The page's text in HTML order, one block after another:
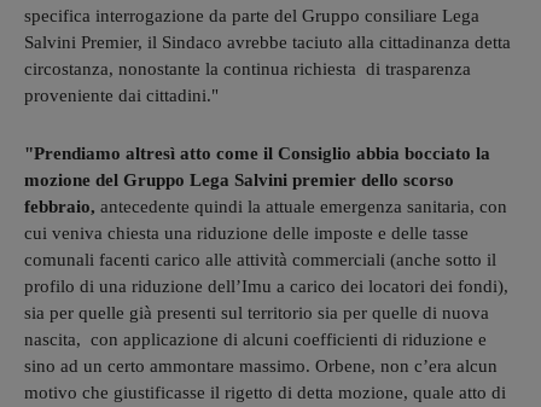
specifica interrogazione da parte del Gruppo consiliare Lega
Salvini Premier, il Sindaco avrebbe taciuto alla cittadinanza detta
circostanza, nonostante la continua richiesta di trasparenza
proveniente dai cittadini."
"Prendiamo altresì atto come il Consiglio abbia bocciato la
mozione del Gruppo Lega Salvini premier dello scorso
febbraio, antecedente quindi la attuale emergenza sanitaria, con
cui veniva chiesta una riduzione delle imposte e delle tasse
comunali facenti carico alle attività commerciali (anche sotto il
profilo di una riduzione dell’Imu a carico dei locatori dei fondi),
sia per quelle già presenti sul territorio sia per quelle di nuova
nascita, con applicazione di alcuni coefficienti di riduzione e
sino ad un certo ammontare massimo. Orbene, non c’era alcun
motivo che giustificasse il rigetto di detta mozione, quale atto di